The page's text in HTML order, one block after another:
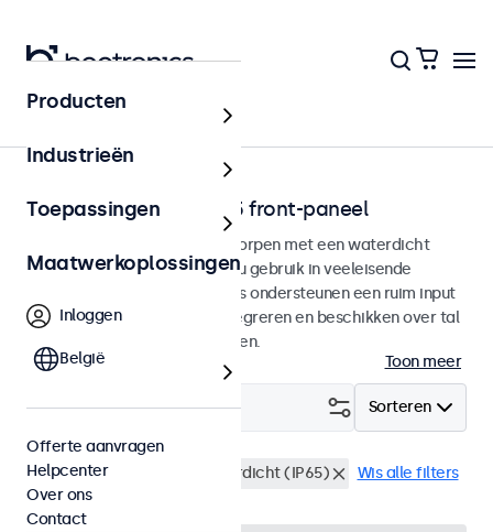
Touchscreens
Touchscreens met IP65 front-paneel
Touchscreen monitoren ontworpen met een waterdicht
IP65-front paneel voor continu gebruik in veeleisende
omgevingen. De touchscreens ondersteunen een ruim input
voltage, zijn eenvoudig te integreren en beschikken over tal
van configuratie mogelijkheden.
Toon meer
Sorteren
Filter (3)
17 inch touchscreens Waterdicht (IP65) Wis alle filters
Producten
Industrieën
Toepassingen
Maatwerkoplossingen
Inloggen
België
Offerte aanvragen
Helpcenter
Over ons
Contact